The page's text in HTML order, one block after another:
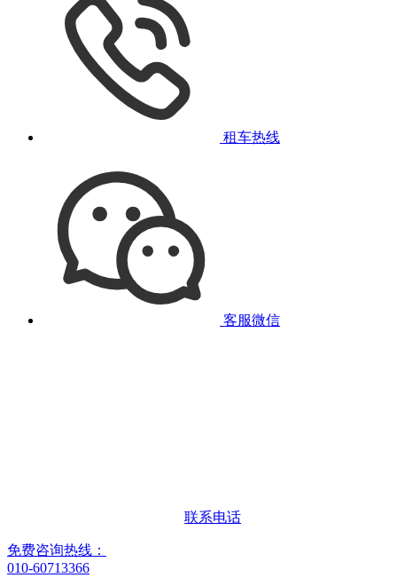
租车热线
客服微信
联系电话
免费咨询热线：
010-60713366